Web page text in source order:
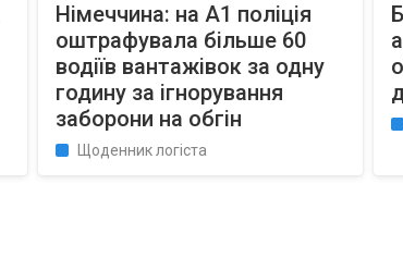
Німеччина: на А1 поліція
оштрафувала більше 60
водіїв вантажівок за одну
годину за ігнорування
заборони на обгін
Щоденник логіста